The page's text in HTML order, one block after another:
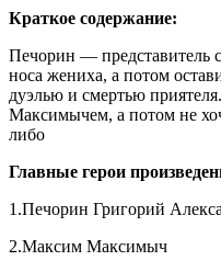
Краткое содержание:
Печорин — представитель
носа жениха, а потом
дуэлью и смертью
Максимычем, а потом не
либо
Главные герои
1.Печорин Григорий
2.Максим Максимыч